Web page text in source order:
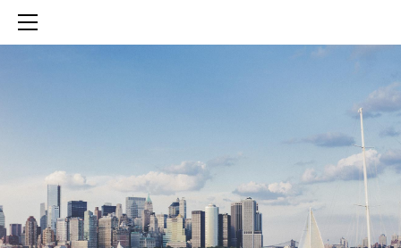
SERVICES
知財活動のROICへの貢献
生成AIを活用した知財戦略の策定方法
生成AIとの「壁打ち」で、新たな発明を創出する方法